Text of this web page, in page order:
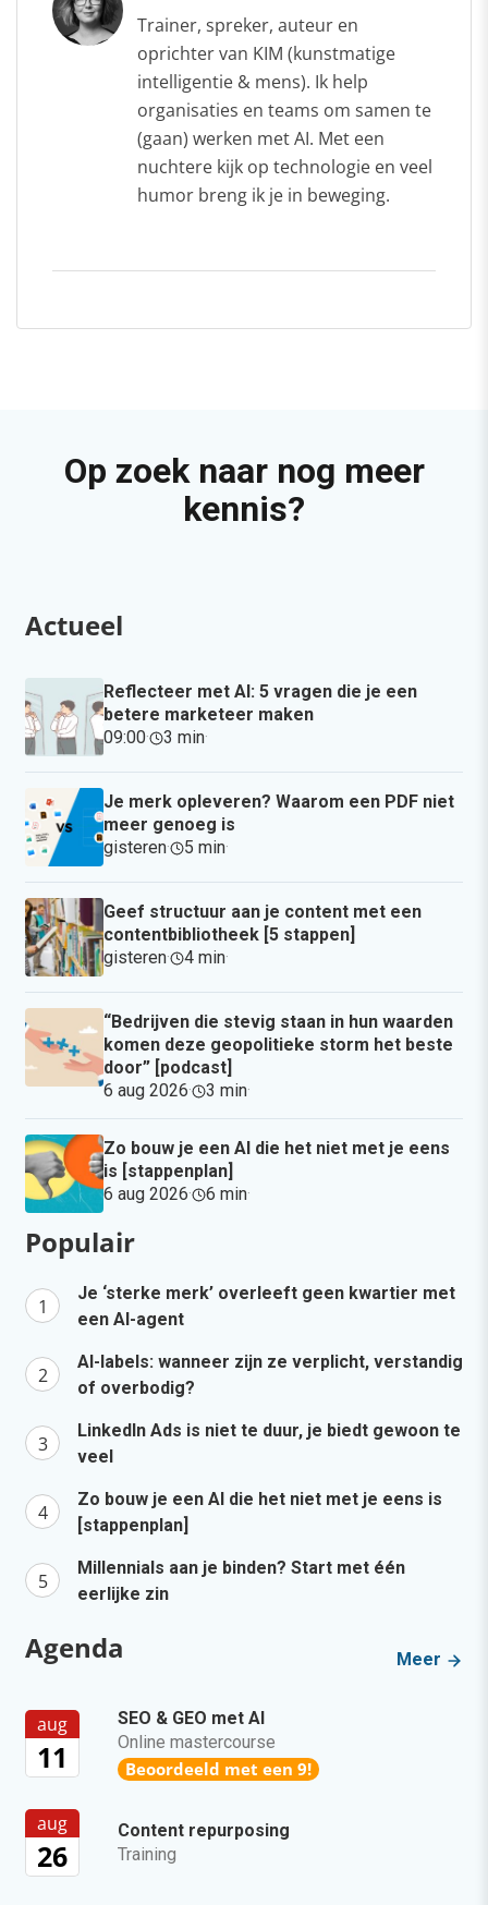
Trainer, spreker, auteur en
oprichter van KIM (kunstmatige
intelligentie & mens). Ik help
organisaties en teams om samen te
(gaan) werken met AI. Met een
nuchtere kijk op technologie en veel
humor breng ik je in beweging.
Op zoek naar nog meer
kennis?
Actueel
Reflecteer met AI: 5 vragen die je een
betere marketeer maken
09:00· 3 min·
Je merk opleveren? Waarom een PDF niet
meer genoeg is
gisteren· 5 min·
Geef structuur aan je content met een
contentbibliotheek [5 stappen]
gisteren· 4 min·
“Bedrijven die stevig staan in hun waarden
komen deze geopolitieke storm het beste
door” [podcast]
6 aug 2026· 3 min·
Zo bouw je een AI die het niet met je eens
is [stappenplan]
6 aug 2026· 6 min·
Populair
Je ‘sterke merk’ overleeft geen kwartier met
een AI-agent
AI-labels: wanneer zijn ze verplicht, verstandig
of overbodig?
LinkedIn Ads is niet te duur, je biedt gewoon te
veel
Zo bouw je een AI die het niet met je eens is
[stappenplan]
Millennials aan je binden? Start met één
eerlijke zin
Agenda Meer
aug
11
SEO & GEO met AI
Online mastercourse
Beoordeeld met een 9!
aug
26
Content repurposing
Training